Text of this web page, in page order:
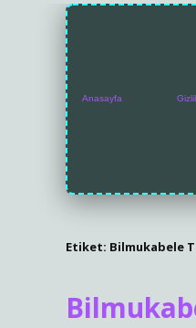
Anasayfa
Etiket: Bilmukabele